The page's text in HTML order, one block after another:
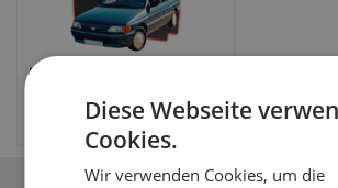
Ford Escort 5 gen
EUR
Diese Webseite
Cookies.
Wir verwenden Cookies, um die